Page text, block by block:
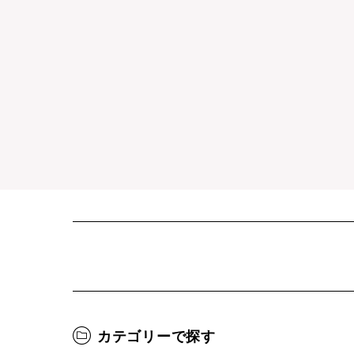
カテゴリーで探す